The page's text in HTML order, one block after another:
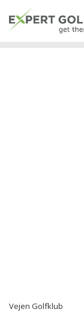
Vejen Golfklub